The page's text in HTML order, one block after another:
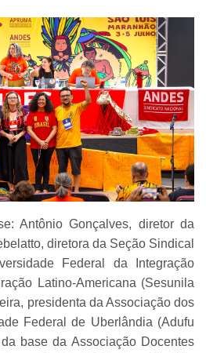
Antônio Gonçalves, diretor da
diretora da Seção Sindical
Federal da Integração
Latino-Americana (Sesunila
presidenta da Associação dos
Federal de Uberlândia (Adufu
base da Associação Docentes